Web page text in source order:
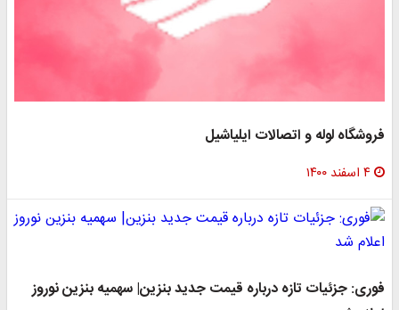
فروشگاه لوله و اتصالات ایلیاشیل
۴ اسفند ۱۴۰۰
فوری: جزئیات تازه درباره قیمت جدید بنزین| سهمیه بنزین نوروز